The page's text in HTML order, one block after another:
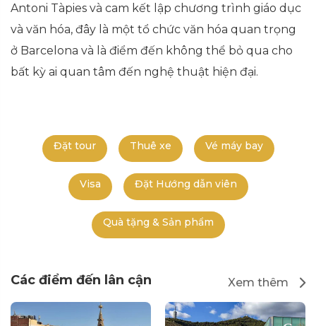
Antoni Tàpies và cam kết lập chương trình giáo dục
và văn hóa, đây là một tổ chức văn hóa quan trọng
ở Barcelona và là điểm đến không thể bỏ qua cho
bất kỳ ai quan tâm đến nghệ thuật hiện đại.
Đặt tour Thuê xe Vé máy bay
Visa Đặt Hướng dẫn viên
Quà tặng & Sản phẩm
Các điểm đến lân cận Xem thêm